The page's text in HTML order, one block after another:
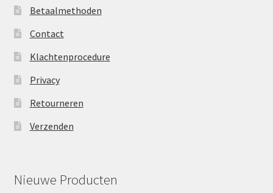
Betaalmethoden
Contact
Klachtenprocedure
Privacy
Retourneren
Verzenden
Nieuwe Producten